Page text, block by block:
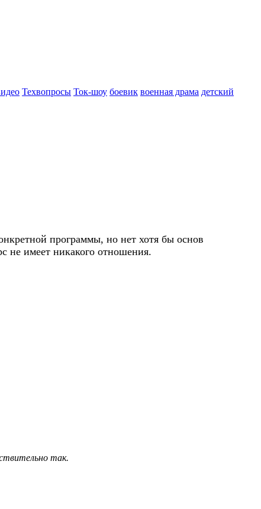
Техвопросы Ток-шоу боевик военная драма детский
программы, но нет хотя бы основ
не имеет никакого отношения.
так.